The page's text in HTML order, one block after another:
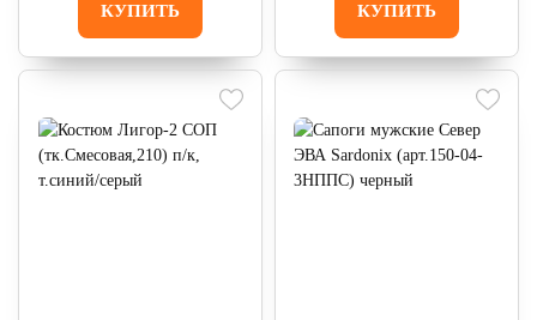
КУПИТЬ КУПИТЬ